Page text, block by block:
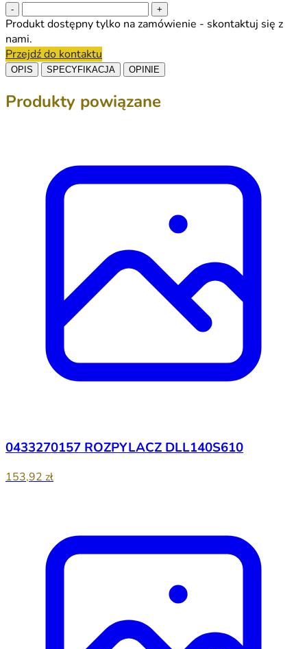
- +
Produkt dostępny tylko na zamówienie - skontaktuj się z
nami.
Przejdź do kontaktu
OPIS SPECYFIKACJA OPINIE
Produkty powiązane
0433270157 ROZPYLACZ DLL140S610
153,92 zł